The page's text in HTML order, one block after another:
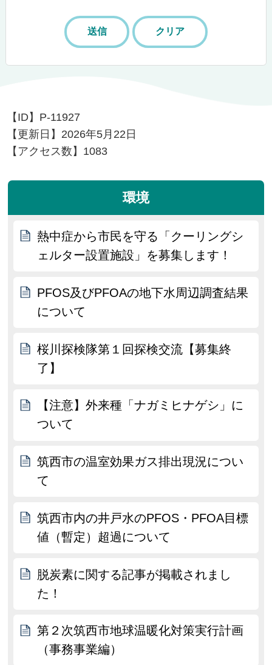
【ID】 P-11927
【更新日】 2026年5月22日
【アクセス数】 1083
環境
熱中症から市民を守る「クーリングシ
ェルター設置施設」を募集します！
PFOS及びPFOAの地下水周辺調査結果
について
桜川探検隊第１回探検交流【募集終
了】
【注意】外来種「ナガミヒナゲシ」に
ついて
筑西市の温室効果ガス排出現況につい
て
筑西市内の井戸水のPFOS・PFOA目標
値（暫定）超過について
脱炭素に関する記事が掲載されまし
た！
第２次筑西市地球温暖化対策実行計画
（事務事業編）